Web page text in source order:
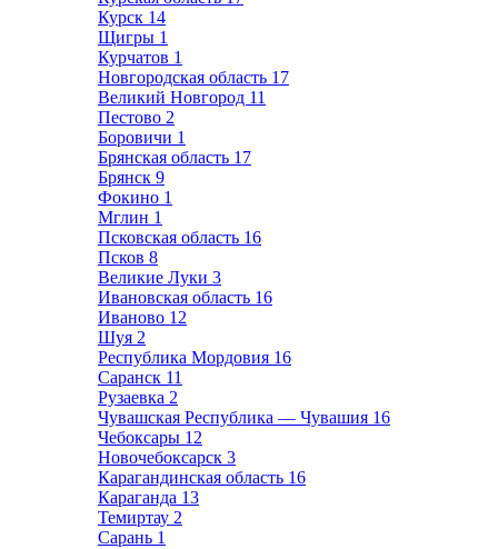
Курск 14
Щигры 1
Курчатов 1
Новгородская область 17
Великий Новгород 11
Пестово 2
Боровичи 1
Брянская область 17
Брянск 9
Фокино 1
Мглин 1
Псковская область 16
Псков 8
Великие Луки 3
Ивановская область 16
Иваново 12
Шуя 2
Республика Мордовия 16
Саранск 11
Рузаевка 2
Чувашская Республика — Чувашия 16
Чебоксары 12
Новочебоксарск 3
Карагандинская область 16
Караганда 13
Темиртау 2
Сарань 1